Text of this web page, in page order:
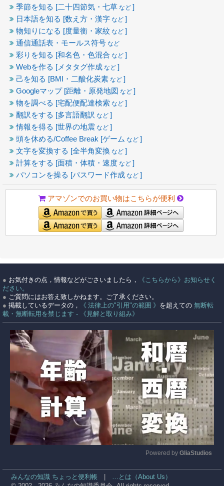
季節を知る [二十四節気・七草 など ]
日本語を知る [数え方・漢字 など ]
物知りになる [度量衡・家紋 など ]
通信通話表・モールス符号 など
彩りを知る [和名色・色混合 など ]
Webを作る [メタタグ作成 など ]
己を知る [BMI・二酸化炭素 など ]
Googleマップ [距離・原発地図 など ]
物を調べる [宅配便配達検索 など ]
翻訳をする [多言語翻訳 など ]
情報を得る [世界の地震 など ]
頭を休める/Coffee Break [ゲーム など ]
文字を変換する [全半角変換 など ]
計算をする [面積・体積・速度 など ]
パソコンを操る [パスワード作成 など ]
アマゾンでのお買い物はこちらが便利
● お気付きの点，情報などがごさいましたら，
《こちらから》お知らせく
ださい。
● ご質問にはお答え致しかねます。ご了承ください。
● 掲載しているデータの， 《 法律上の"引用"の範囲 》 を超えての 無断転
載・無断転用を禁じます - 《見解と取り組み》
Powered by GliaStudios
みんなの知識 ちょっと便利帳
…とは（About Us）